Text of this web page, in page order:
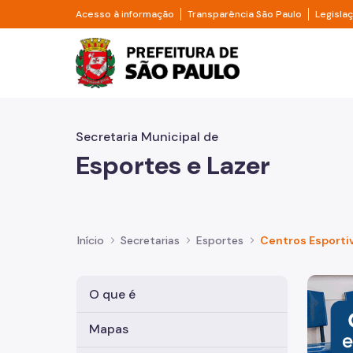
Pular para o Conteúdo principal
Acesso à informação Divisor de acesso à informação
Transparência São Paulo Divisor
Prefeitura de São
Secretaria Municipal de
Esportes e Lazer
Início Secretarias Esportes Centros
O que é
Mapas